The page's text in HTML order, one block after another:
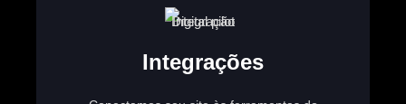
Integrações